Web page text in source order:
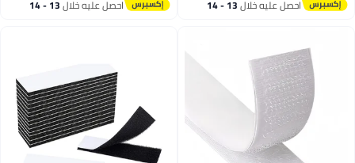
13 - 14 احصل عليه خلال 13 - 14